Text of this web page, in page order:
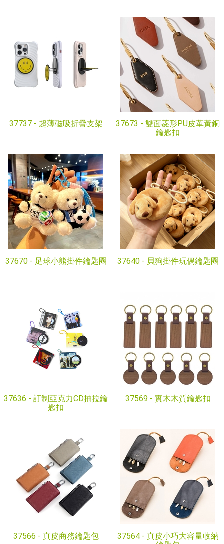
37737 - 超薄磁吸折疊支架 37673 - 雙面菱形PU皮革黃銅
鑰匙扣
37670 - 足球小熊掛件鑰匙圈 37640 - 貝狗掛件玩偶鑰匙圈
37636 - 訂制亞克力CD抽拉鑰
匙扣
37569 - 實木木質鑰匙扣
37566 - 真皮商務鑰匙包 37564 - 真皮小巧大容量收納